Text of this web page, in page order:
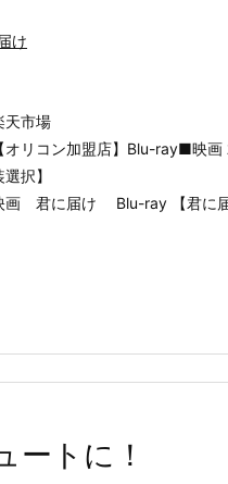
け
天市場
【オリコン加盟店】Blu-ray■映
選択】
画 君に届け Blu-ray 【君に届
ートに！